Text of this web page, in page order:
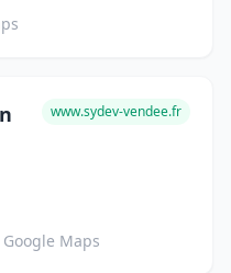
www.sydev-vendee.fr
Google Maps